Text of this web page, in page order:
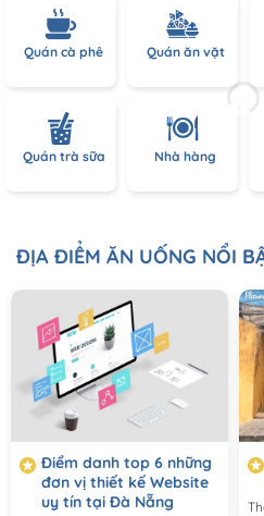
Quán cà phê
Quán trà sữa
Quán ăn vặt
Nhà hàng
ĐỊA ĐIỂM ĂN UỐNG NỔI
Điểm danh top 6 những
đơn vị thiết kế Website
uy tín tại Đà Nẵng